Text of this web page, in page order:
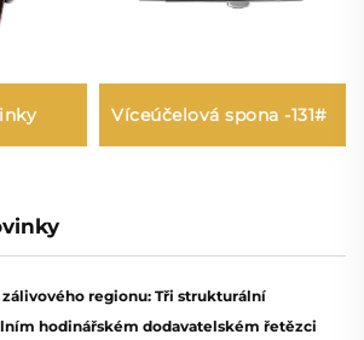
Víceúčelová spona -131#
regionu: Tři strukturální
hodinářském dodavatelském řetězci